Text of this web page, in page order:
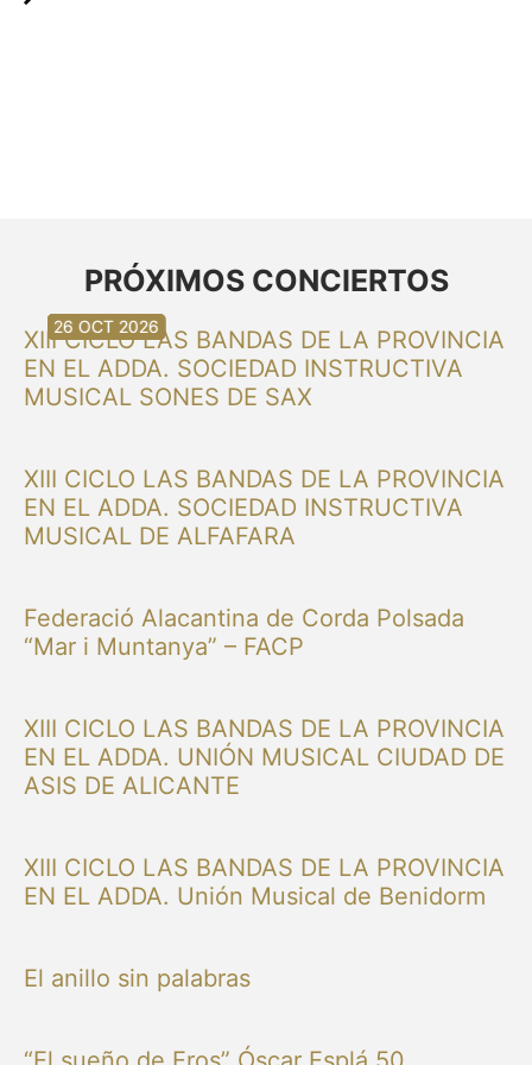
PRÓXIMOS CONCIERTOS
XIII CICLO LAS BANDAS DE LA PROVINCIA
EN EL ADDA. SOCIEDAD INSTRUCTIVA
MUSICAL SONES DE SAX
30 AUG 2026
XIII CICLO LAS BANDAS DE LA PROVINCIA
EN EL ADDA. SOCIEDAD INSTRUCTIVA
MUSICAL DE ALFAFARA
30 AUG 2026
Federació Alacantina de Corda Polsada
“Mar i Muntanya” – FACP
13 SEP 2026
XIII CICLO LAS BANDAS DE LA PROVINCIA
EN EL ADDA. UNIÓN MUSICAL CIUDAD DE
ASIS DE ALICANTE
20 SEP 2026
XIII CICLO LAS BANDAS DE LA PROVINCIA
EN EL ADDA. Unión Musical de Benidorm
20 SEP 2026
El anillo sin palabras
26 SEP 2026
03 OCT 2026
16 OCT 2026
26 OCT 2026